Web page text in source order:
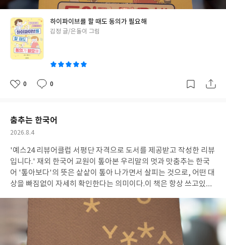
서 친구가 실망할까 봐 걱정이라던지, 힘센 친구의 제안을 거절하기
어렵다던지 할 때 자신을 지키는 방법이 나와있다.4장은 너무나도
중요한 단톡방에서 벌어지는 일들, 다른 친구를 무시하자는 제안을
받았을 경우, 친구가 내 웃긴 사진을 공유했을 경우 등등 학부모 교
육으로 성교육을 받았을 때 많은 아이들이 저런 일들로 힘들어하는
걸 배웠는데 아이들이 어떻게 대처할 수 있는지가 나와있어서 너무
사
하이파이브를 할 때도 동의가 필요해
글
김정 글/은돌이 그림
좋
0
댓
0
작
춤추는 한국어
작
일
2026.8.4
'예스24 리뷰어클럽 서평단 자격으로 도서를 제공받고 작성한 리뷰
입니다.' 재외 한국어 교원이 톺아본 우리말의 멋과 맛춤추는 한국
어 '톺아보다'의 뜻은 샅샅이 톺아 나가면서 살피는 것으로, 어떤 대
상을 빠짐없이 자세히 확인한다는 의미이다.이 책은 항상 쓰고있지
생각을 해보게 해주었다. 알은 체와 아는체, 예민하다와 까칠하다,
부치다와 붙이다 등 사람들이 의미를 헷갈려 잘못 쓰고있는 말들에
대한 설명으로 책의 2/3가 채워져 있고, 1/3은 작가가 코이카 국제
봉사단원으로 파견되어 민쩨이국립대학교에서 한국어과 학생들에